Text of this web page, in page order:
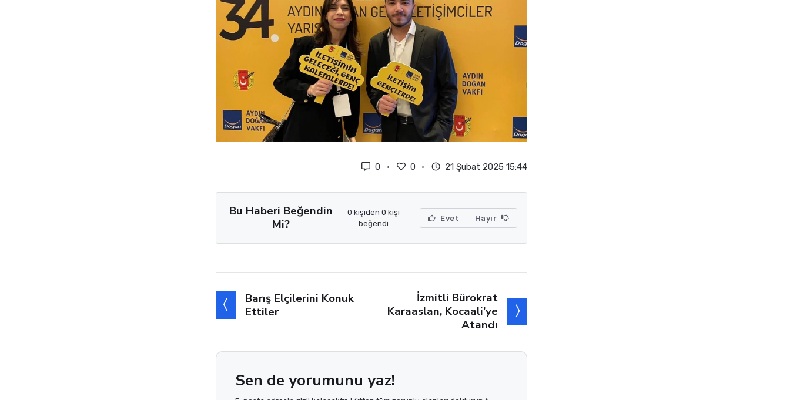
0 0 21 Şubat 2025 15:44
Bu Haberi Beğendin
Mi?
0 kişiden 0 kişi
beğendi
Evet Hayır
Barış Elçilerini Konuk
Ettiler
İzmitli Bürokrat
Karaaslan, Kocaali’ye
Atandı
Sen de yorumunu yaz!